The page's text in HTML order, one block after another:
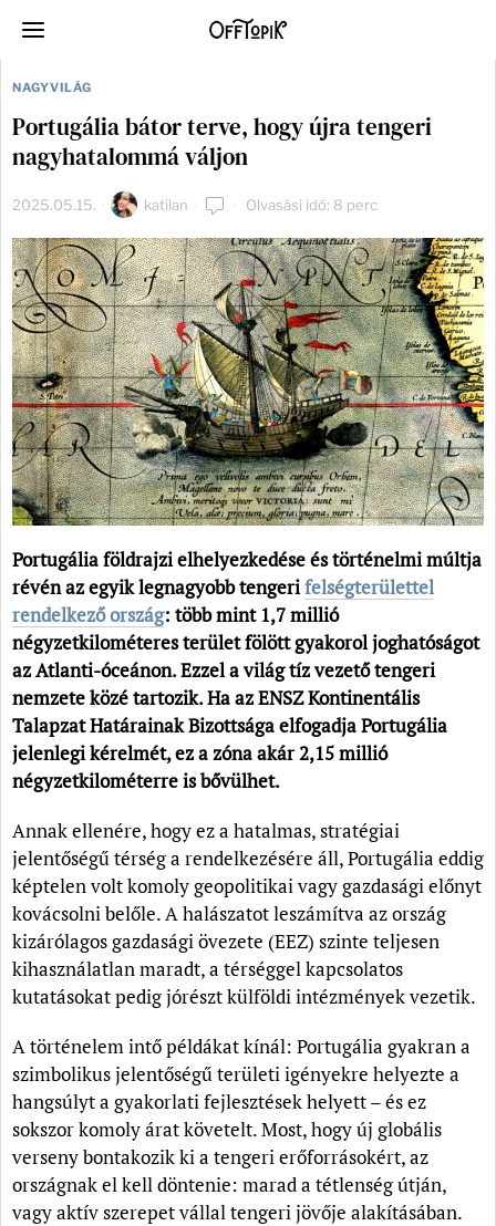
NAGYVILÁG
Portugália bátor terve, hogy újra tengeri
nagyhatalommá váljon
2025.05.15. katilan Olvasási idő: 8 perc
Portugália földrajzi elhelyezkedése és történelmi múltja
révén az egyik legnagyobb tengerifelségterülettel
rendelkező ország: több mint 1,7 millió
négyzetkilométeres terület fölött gyakorol joghatóságot
az Atlanti-óceánon. Ezzel a világ tíz vezető tengeri
nemzete közé tartozik. Ha az ENSZ Kontinentális
Talapzat Határainak Bizottsága elfogadja Portugália
jelenlegi kérelmét, ez a zóna akár 2,15 millió
négyzetkilométerre is bővülhet.
Annak ellenére, hogy ez a hatalmas, stratégiai
jelentőségű térség a rendelkezésére áll, Portugália eddig
képtelen volt komoly geopolitikai vagy gazdasági előnyt
kovácsolni belőle. A halászatot leszámítva az ország
kizárólagos gazdasági övezete (EEZ) szinte teljesen
kihasználatlan maradt, a térséggel kapcsolatos
kutatásokat pedig jórészt külföldi intézmények vezetik.
A történelem intő példákat kínál: Portugália gyakran a
szimbolikus jelentőségű területi igényekre helyezte a
hangsúlyt a gyakorlati fejlesztések helyett – és ez
sokszor komoly árat követelt. Most, hogy új globális
verseny bontakozik ki a tengeri erőforrásokért, az
országnak el kell döntenie: marad a tétlenség útján,
vagy aktív szerepet vállal tengeri jövője alakításában.